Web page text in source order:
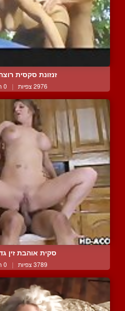
זנזונת סקסית
2976 צפיות | 0 המלצות
סקית אוהבת זין
3789 צפיות | 0 המלצות